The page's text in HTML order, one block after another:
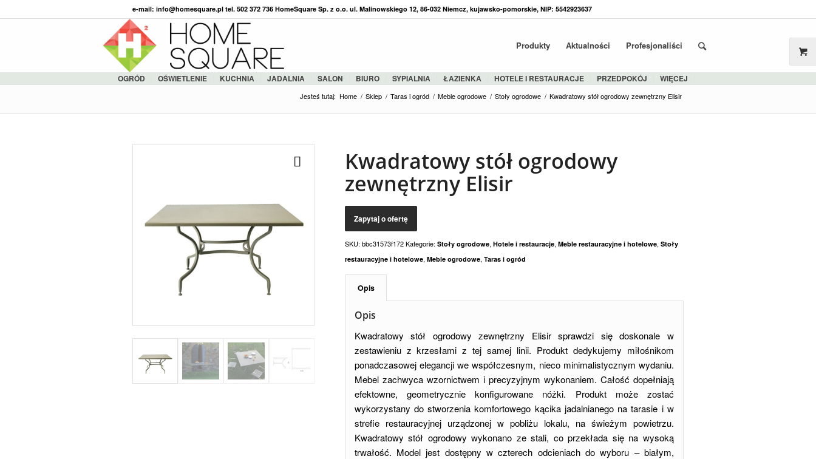
e-mail: info@homesquare.pl tel. 502 372 736 HomeSquare Sp. z o.o. ul. Malinowskiego 12, 86-032 Niemcz, kujawsko-pomorskie, NIP: 5542923637
Produkty Aktualności Profesjonaliści
OGRÓD OŚWIETLENIE KUCHNIA JADALNIA SALON BIURO SYPIALNIA ŁAZIENKA HOTELE I RESTAURACJE PRZEDPOKÓJ WIĘCEJ
Jesteś tutaj: Home / Sklep / Taras i ogród / Meble ogrodowe / Stoły ogrodowe / Kwadratowy stół ogrodowy zewnętrzny Elisir
Kwadratowy stół ogrodowy
zewnętrzny Elisir
SKU: bbc31573f172 Kategorie: Stoły ogrodowe, Hotele i restauracje, Meble restauracyjne i hotelowe, Stoły
restauracyjne i hotelowe, Meble ogrodowe, Taras i ogród
Opis
Opis
Kwadratowy stół ogrodowy zewnętrzny Elisir sprawdzi się doskonale w
zestawieniu z krzesłami z tej samej linii. Produkt dedykujemy miłośnikom
ponadczasowej elegancji we współczesnym, nieco minimalistycznym wydaniu.
Mebel zachwyca wzornictwem i precyzyjnym wykonaniem. Całość dopełniają
efektowne, geometrycznie konfigurowane nóżki. Produkt może zostać
wykorzystany do stworzenia komfortowego kącika jadalnianego na tarasie i w
strefie restauracyjnej urządzonej w pobliżu lokalu, na świeżym powietrzu.
Kwadratowy stół ogrodowy wykonano ze stali, co przekłada się na wysoką
trwałość. Model jest dostępny w czterech odcieniach do wyboru – białym,